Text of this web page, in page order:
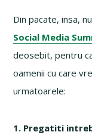
Din pacate, insa,
Social Media
deosebit, pentru
oamenii cu care
urmatoarele:
1. Pregatiti